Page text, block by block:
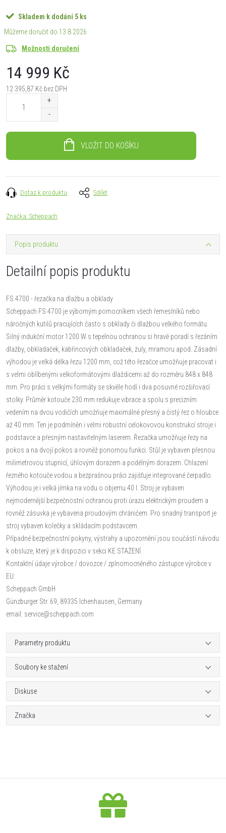
Skladem k dodání 5 ks
13.8.2026
Možnosti doručení
14 999 Kč
12 395,87 Kč bez DPH
VLOŽIT DO KOŠÍKU
Dotaz k produktu Sdílet
Značka: Scheppach
Popis produktu
Detailní popis produktu
FS 4700 - řezačka na dlažbu a obklady
Scheppach FS 4700 je výborným pomocníkem všech řemeslníků nebo
náročných kutilů pracujících často s obklady či dlažbou velkého formátu.
Silný indukční motor 1200 W s tepelnou ochranou si hravě poradí s řezáním
dlažby, obkladaček, kabřincových obkladaček, žuly, mramoru apod. Zásadní
výhodou je velká délka řezu 1200 mm, což této řezačce umožňuje pracovat i
s velmi oblíbenými velkoformátovými dlaždicemi až do rozměru 848 x 848
mm. Pro práci s velkými formáty se skvěle hodí i dva posuvné rozšiřovací
stolky. Průměr kotouče 230 mm redukuje vibrace a spolu s precizním
vedením na dvou vodičích umožňuje maximálně přesný a čistý řez o hloubce
až 40 mm. Ten je podmíněn i velmi robustní celokovovou konstrukcí stroje i
podstavce a přesným nastavitelným laserem. Řezačka umožňuje řezy na
pokos a na dvojí pokos a rovněž ponornou funkci. Stůl je vybaven přesnou
milimetrovou stupnicí, úhlovým dorazem a podélným dorazem. Chlazení
řezného kotouče vodou a bezprašnou práci zajišťuje integrované čerpadlo.
Výhodou je i velká jímka na vodu o objemu 40 l. Stroj je vybaven
nejmodernější bezpečnostní ochranou proti úrazu elektrickým proudem a
rovněž zásuvka je vybavena proudovým chráničem. Pro snadný transport je
stroj vybaven kolečky a skládacím podstavcem.
Případné bezpečnostní pokyny, výstrahy a upozornění jsou součástí návodu
k obsluze, který je k dispozici v sekci KE STAŽENÍ.
Kontaktní údaje výrobce / dovozce / zplnomocněného zástupce výrobce v
EU:
Scheppach GmbH
Günzburger Str. 69, 89335 Ichenhausen, Germany
email: service@scheppach.com
Parametry produktu
Soubory ke stažení
Diskuse
Značka